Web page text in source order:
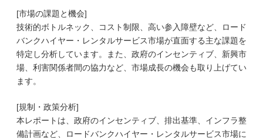
[市場の課題と機会]
技術的ボトルネック、コスト制限、高い参入障壁など、ロード
バンクハイヤー・レンタルサービス市場が直面する主な課題を
特定し分析しています。また、政府のインセンティブ、新興市
場、利害関係者間の協力など、市場成長の機会も取り上げてい
ます。
[規制・政策分析]
本レポートは、政府のインセンティブ、排出基準、インフラ整
備計画など、ロードバンクハイヤー・レンタルサービス市場に